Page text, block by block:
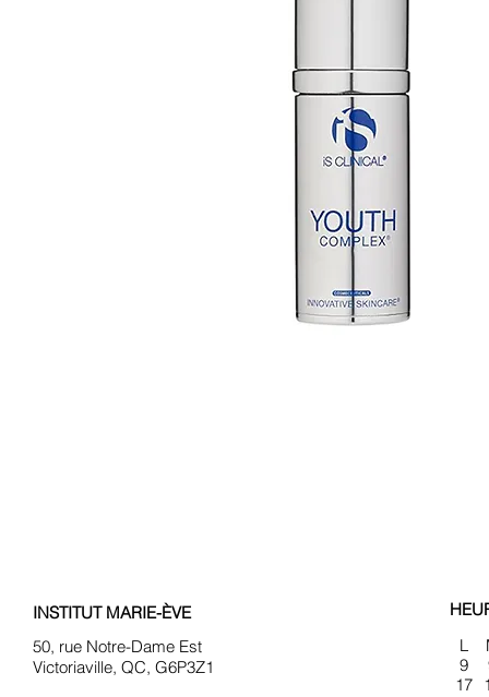
INSTITUT MARIE-ÈVE
50, rue Notre-Dame Est
Victoriaville, QC, G6P3Z1
L
9
17